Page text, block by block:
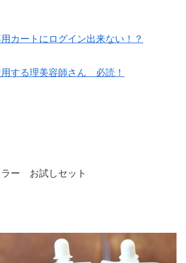
カートにログイン出来ない！？
する理美容師さん 必読！
ラー お試しセット